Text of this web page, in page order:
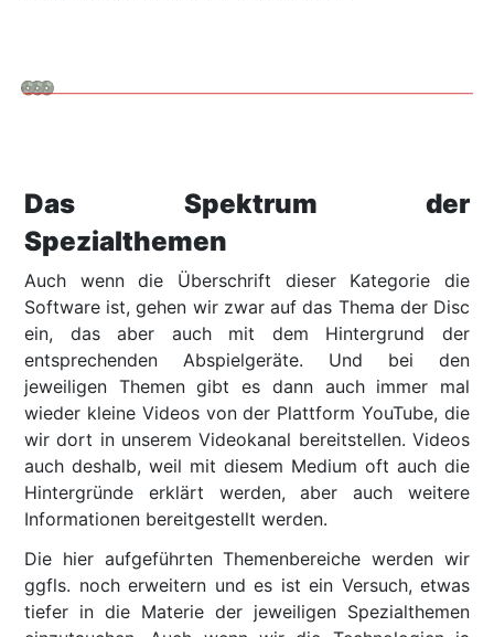
Das Spektrum der
Spezialthemen
Auch wenn die Überschrift dieser Kategorie die
Software ist, gehen wir zwar auf das Thema der Disc
ein, das aber auch mit dem Hintergrund der
entsprechenden Abspielgeräte. Und bei den
jeweiligen Themen gibt es dann auch immer mal
wieder kleine Videos von der Plattform YouTube, die
wir dort in unserem Videokanal bereitstellen. Videos
auch deshalb, weil mit diesem Medium oft auch die
Hintergründe erklärt werden, aber auch weitere
Informationen bereitgestellt werden.
Die hier aufgeführten Themenbereiche werden wir
ggfls. noch erweitern und es ist ein Versuch, etwas
tiefer in die Materie der jeweiligen Spezialthemen